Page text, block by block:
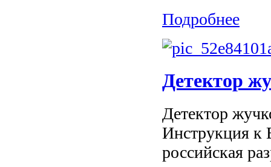
Подробнее
Детектор
Детектор
Инструкция к
российская